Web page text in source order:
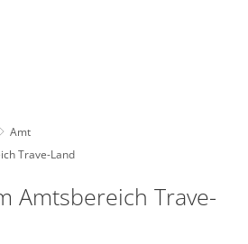
Amt
Trave-Land
Amtsbereich Trave-